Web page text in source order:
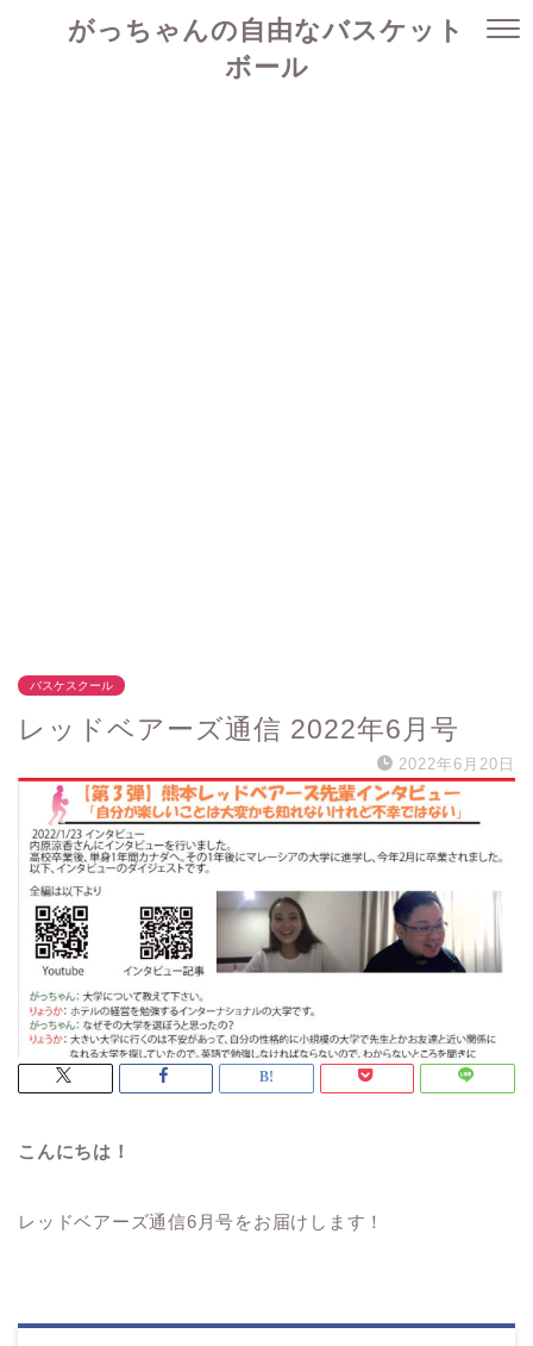
がっちゃんの自由なバスケット
ボール
バスケスクール
レッドベアーズ通信 2022年6月号
2022年6月20日
こんにちは！
レッドベアーズ通信6月号をお届けします！